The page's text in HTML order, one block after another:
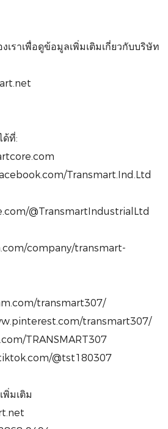
เราเพื่อดูข้อมูลเพิ่มเติมเกี่ยวกับบริษัท
ด้ที่:
Transmart.Ind.Ltd
@TransmartIndustrialLtd
company/transmart-
transmart307/
transmart307/
TRANSMART307
@tst180307
พิ่มเติม